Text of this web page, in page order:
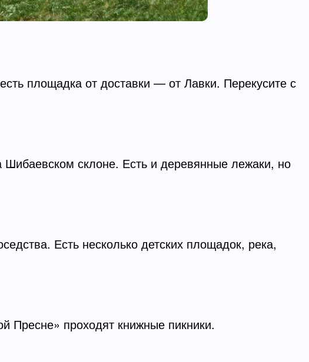
площадка от доставки — от Лавки. Перекусите с
склоне. Есть и деревянные лежаки, но
Есть несколько детских площадок, река,
Пресне» проходят книжные пикники.